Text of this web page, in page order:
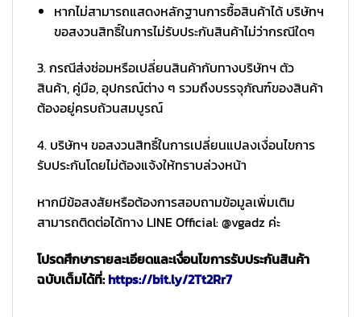
หากไม่สามารถแสดงหลักฐานการซื้อสินค้าได้ บริษัทฯ
ขอสงวนสิทธิ์ในการไม่รับประกันสินค้าไม่ว่ากรณีใดๆ
3. กรณีส่งซ่อมหรือเปลี่ยนสินค้ากับทางบริษัทฯ ตัว
สินค้า, คู่มือ, อุปกรณ์ต่าง ๆ รวมถึงบรรจุภัณฑ์ของสินค้า
ต้องอยู่ครบถ้วนสมบูรณ์
4. บริษัทฯ ขอสงวนสิทธิ์ในการเปลี่ยนแปลงเงื่อนไขการ
รับประกันโดยไม่ต้องแจ้งให้ทราบล่วงหน้า
หากมีข้อสงสัยหรือต้องการสอบถามข้อมูลเพิ่มเติม
สามารถติดต่อได้ทาง LINE Official: @vgadz ค่ะ
โปรดศึกษารายละเอียดและเงื่อนไขการรับประกันสินค้า
ฉบับเต็มได้ที่:https://bit.ly/2Tt2Rr7